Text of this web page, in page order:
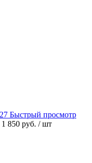
Быстрый просмотр
1 850 руб. / шт